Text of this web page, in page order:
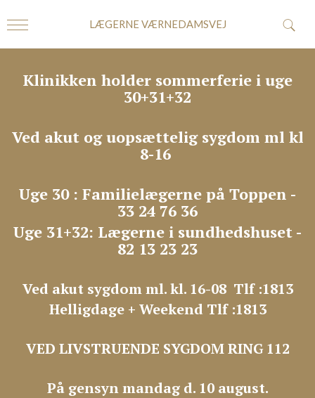
Klinikken holder sommerferie i uge
30+31+32
Ved akut og uopsættelig sygdom ml kl
8-16
Uge 30 : Familielægerne på Toppen -
33 24 76 36
Uge 31+32: Lægerne i sundhedshuset -
82 13 23 23
Ved akut sygdom ml. kl. 16-08 Tlf :1813
Helligdage + Weekend Tlf :1813
VED LIVSTRUENDE SYGDOM RING 112
På gensyn mandag d. 10 august.
LÆGERNE VÆRNEDAMSVEJ